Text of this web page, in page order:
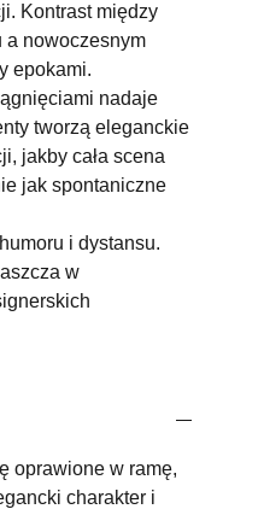
Kontrast między
a nowoczesnym
epokami.
nadaje
tworzą eleganckie
jakby cała scena
jak spontaniczne
i dystansu.
w
oprawione w ramę,
charakter i